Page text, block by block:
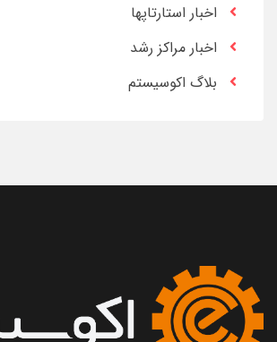
اخبار استارتاپها
اخبار مراکز رشد
بلاگ اکوسیستم